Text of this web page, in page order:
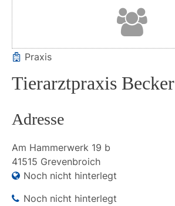
Praxis
Tierarztpraxis Becker
Adresse
Am Hammerwerk 19 b
41515 Grevenbroich
Noch nicht hinterlegt
Noch nicht hinterlegt